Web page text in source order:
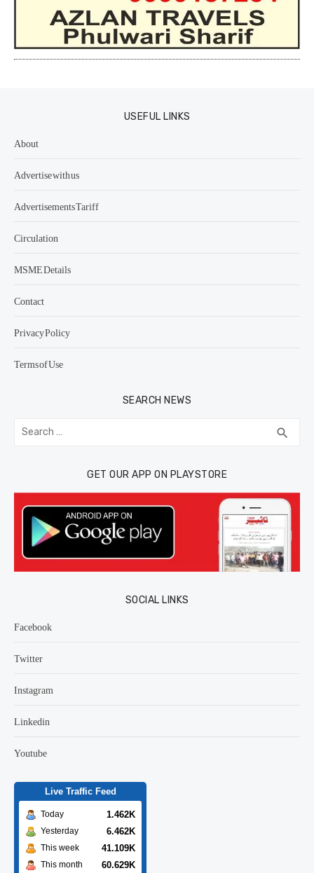
USEFUL LINKS
About
Advertise with us
Advertisements Tariff
Circulation
MSME Details
Contact
Privacy Policy
Terms of Use
SEARCH NEWS
Search
for: search
GET OUR APP ON PLAYSTORE
SOCIAL LINKS
Facebook
Twitter
Instagram
Linkedin
Youtube
Live Traffic Feed
Today 1.462K
Yesterday 6.462K
This week 41.109K
This month 60.629K